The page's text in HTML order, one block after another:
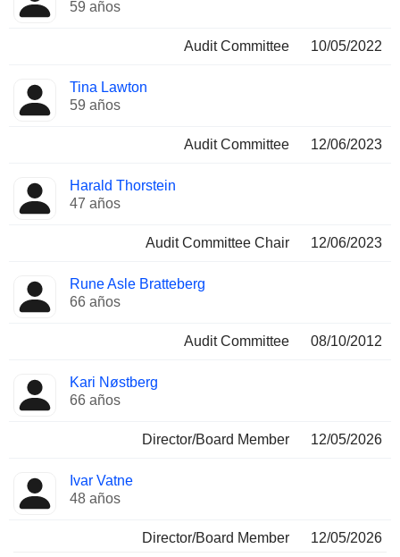
59 años
Audit Committee 10/05/2022
Tina Lawton
59 años
Audit Committee 12/06/2023
Harald Thorstein
47 años
Audit Committee Chair 12/06/2023
Rune Asle Bratteberg
66 años
Audit Committee 08/10/2012
Kari Nøstberg
66 años
Director/Board Member 12/05/2026
Ivar Vatne
48 años
Director/Board Member
12/05/2026